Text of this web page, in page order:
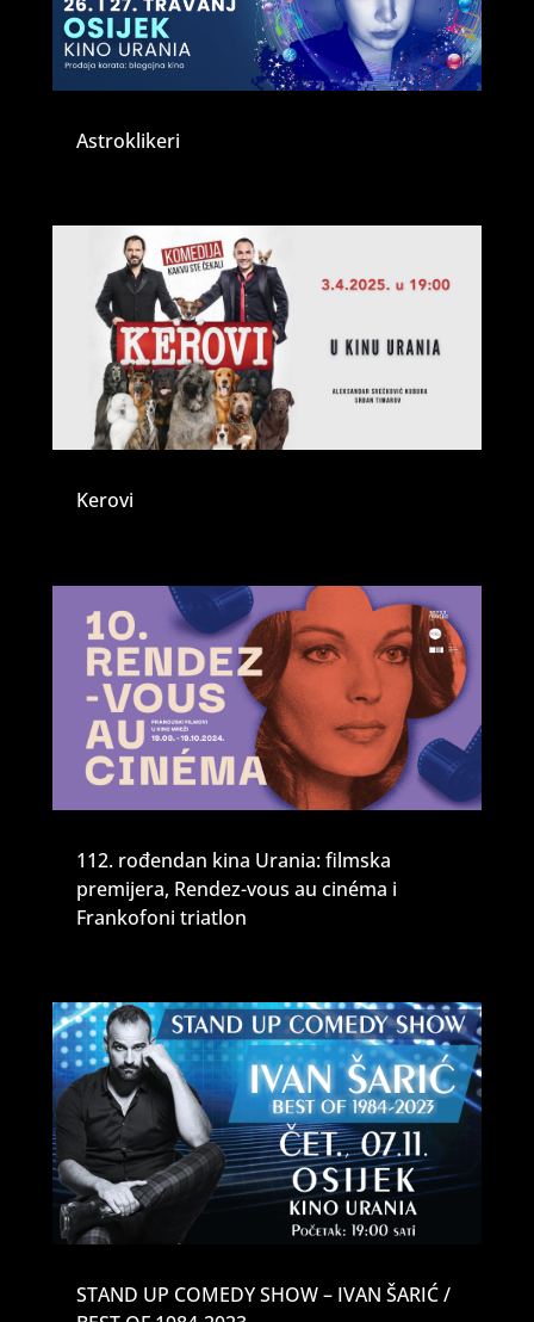
Astroklikeri
Kerovi
112. rođendan kina Urania: filmska
premijera, Rendez-vous au cinéma i
Frankofoni triatlon
STAND UP COMEDY SHOW – IVAN ŠARIĆ /